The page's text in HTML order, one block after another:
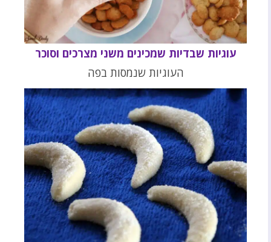
עוגיות שבדיות שמכינים משני מצרכים וסוכר
העוגיות שנמסות בפה